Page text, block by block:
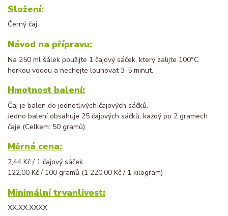
Složení:
Černý čaj
Návod na přípravu:
Na 250 ml šálek použijte 1 čajový sáček, který zalijte 100°C
horkou vodou a nechejte louhovat 3-5 minut.
Hmotnost balení:
Čaj je balen do jednotlivých čajových sáčků.
Jedno balení obsahuje 25 čajových sáčků, každý po 2 gramech
čaje (Celkem: 50 gramů).
Měrná cena:
2,44 Kč / 1 čajový sáček
122,00 Kč / 100 gramů (1 220,00 Kč / 1 kilogram)
Minimální trvanlivost:
XX.XX.XXXX